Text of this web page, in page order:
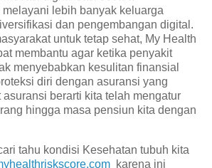
lebih banyak keluarga
dan pengembangan digital.
untuk tetap sehat, My Health
membantu agar ketika penyakit
menyebabkan kesulitan finansial
diri dengan asuransi yang
berarti kita telah mengatur
hingga masa pensiun kita dengan
tahu kondisi Kesehatan tubuh kita
karena ini